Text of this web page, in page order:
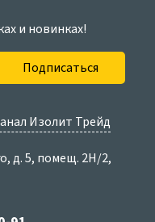
и новинках!
Подписаться
Изолит Трейд
д. 5, помещ. 2Н/2,